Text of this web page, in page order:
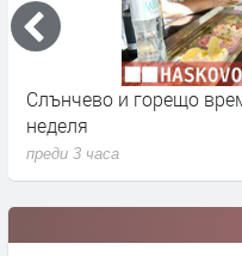
Слънчево и горещо
неделя
преди 3 часа